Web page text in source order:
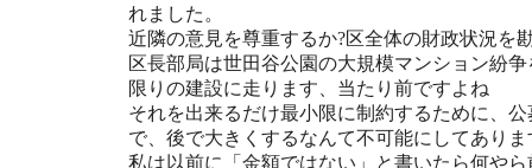
れました。
近隣の意見を尊重するか?区全体の財政状況を
区長部局は世田谷公園の大規模マンション紛
限りの建設に走ります、当たり前ですよね
それを出来るだけ最小限に制約するために、
で、後で大きくするなんて不可能にしてありま
私は以前に「金額ではない」と書いたら何や